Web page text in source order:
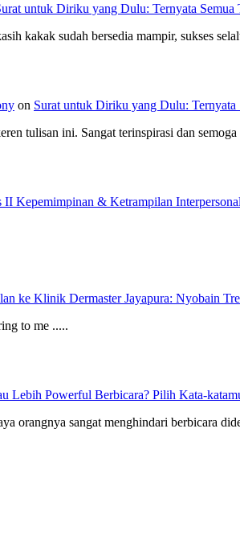
untuk Diriku yang Dulu: Ternyata Semua
kakak sudah bersedia mampir, sukses
on Surat untuk Diriku yang Dulu: Ternyata
tulisan ini. Sangat terinspirasi dan
II Kepemimpinan & Ketrampilan
ke Klinik Dermaster Jayapura: Nyobain
to me .....
Lebih Powerful Berbicara? Pilih Kata-
orangnya sangat menghindari berbicara